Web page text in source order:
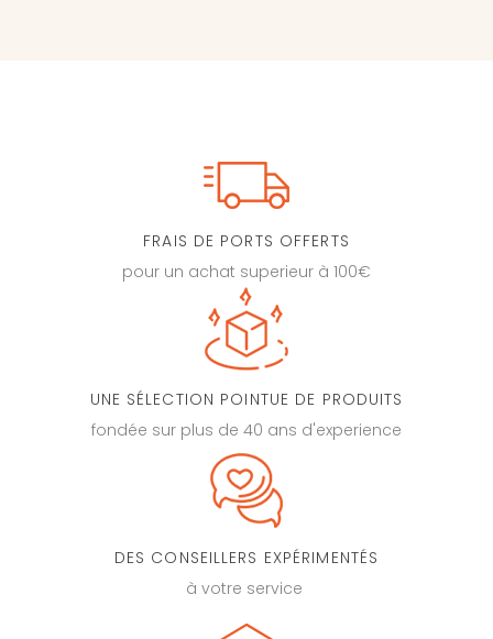
FRAIS DE PORTS OFFERTS
pour un achat superieur à 100€
UNE SÉLECTION POINTUE DE PRODUITS
fondée sur plus de 40 ans d'experience
DES CONSEILLERS EXPÉRIMENTÉS
à votre service